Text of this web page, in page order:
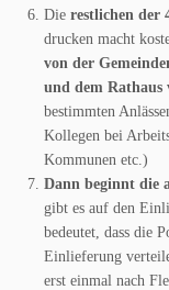
Die restlichen der
drucken macht
von der
und dem Rathaus
bestimmten
Kollegen bei
Kommunen etc.)
Dann beginnt die
gibt es auf den
bedeutet, dass die
Einlieferung
erst einmal nach